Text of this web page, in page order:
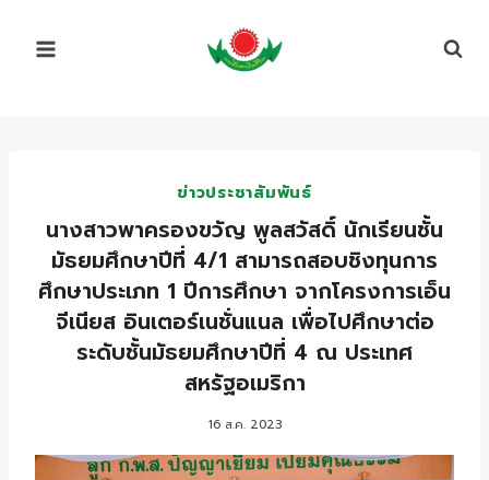
ข่าวประชาสัมพันธ์
นางสาวพาครองขวัญ พูลสวัสดิ์ นักเรียนชั้น
มัธยมศึกษาปีที่ 4/1 สามารถสอบชิงทุนการ
ศึกษาประเภท 1 ปีการศึกษา จากโครงการเอ็น
จีเนียส อินเตอร์เนชั่นแนล เพื่อไปศึกษาต่อ
ระดับชั้นมัธยมศึกษาปีที่ 4 ณ ประเทศ
สหรัฐอเมริกา
16 ส.ค. 2023